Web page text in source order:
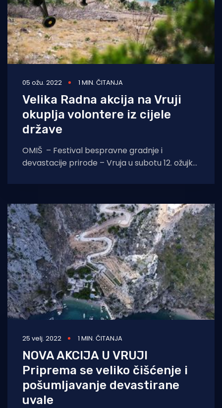
05 ožu. 2022 1 MIN. ČITANJA
Velika Radna akcija na Vruji
okuplja volontere iz cijele
države
OMIŠ – Festival bespravne gradnje i
devastacije prirode – Vruja u subotu 12. ožujka
Jadranske
25 velj. 2022 1 MIN. ČITANJA
NOVA AKCIJA U VRUJI
Priprema se veliko čišćenje i
pošumljavanje devastirane
uvale